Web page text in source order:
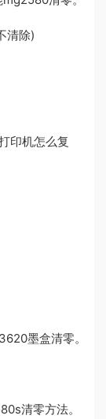
清除)
印机怎么复
墨盒清零。
清零方法。